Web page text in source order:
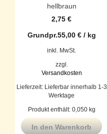
hellbraun
2,75€
Grundpr.55,00 €/ kg
inkl. MwSt.
zzgl.
Versandkosten
Lieferzeit:
Lieferbar innerhalb 1-3
Werktage
Produkt enthält: 0,050 kg
In den Warenkorb